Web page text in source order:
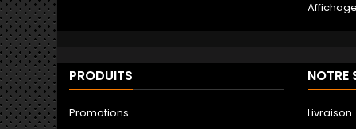
PRODUITS
Promotions
NOTRE
Livraison